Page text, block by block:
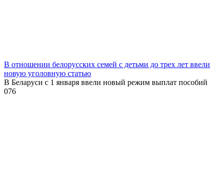
В отношении белорусских семей с детьми до трех лет ввели
новую уголовную статью
В Беларуси с 1 января ввели новый режим выплат пособий
076